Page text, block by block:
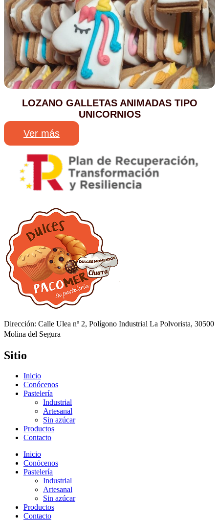
LOZANO GALLETAS ANIMADAS TIPO
UNICORNIOS
Ver más
Dirección: Calle Ulea nº 2, Polígono Industrial La Polvorista, 30500
Molina del Segura
Sitio
Inicio
Conócenos
Pastelería
Industrial
Artesanal
Sin azúcar
Productos
Contacto
Inicio
Conócenos
Pastelería
Industrial
Artesanal
Sin azúcar
Productos
Contacto